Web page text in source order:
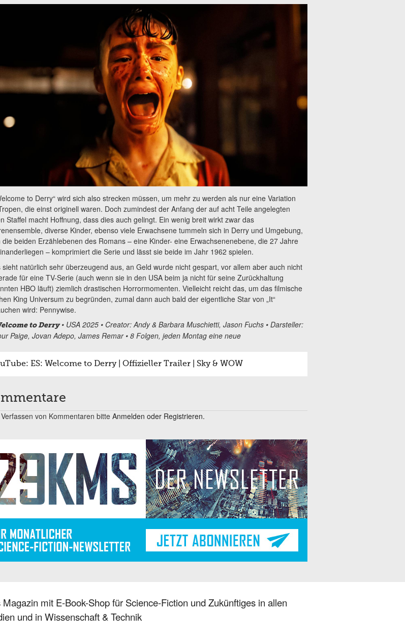
to Derry“ wird sich also strecken müssen, um mehr zu werden als nur eine Variation
die einst originell waren. Doch zumindest der Anfang der auf acht Teile angelegten
Staffel macht Hoffnung, dass dies auch gelingt. Ein wenig breit wirkt zwar das
diverse Kinder, ebenso viele Erwachsene tummeln sich in Derry und Umgebung,
die beiden Erzählebenen des Romans – eine Kinder- eine Erwachsenenebene, die 27 Jahre
– komprimiert die Serie und lässt sie beide im Jahr 1962 spielen.
sieht natürlich sehr überzeugend aus, an Geld wurde nicht gespart, vor allem aber auch nicht
für eine TV-Serie (auch wenn sie in den USA beim ja nicht für seine Zurückhaltung
HBO läuft) ziemlich drastischen Horrormomenten. Vielleicht reicht das, um das filmische
King Universum zu begründen, zumal dann auch bald der eigentliche Star von „It“
wird: Pennywise.
to Derry• USA 2025 • Creator: Andy & Barbara Muschietti, Jason Fuchs • Darsteller:
Paige, Jovan Adepo, James Remar • 8 Folgen, jeden Montag eine neue
ES: Welcome to Derry | Offizieller Trailer | Sky & WOW
von Kommentaren bitte Anmelden oder Registrieren.
Magazin mit E-Book-Shop für Science-Fiction und Zukünftiges in allen
und in Wissenschaft & Technik